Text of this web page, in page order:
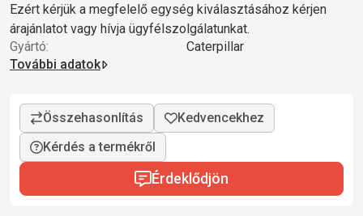
Ezért kérjük a megfelelő egység kiválasztásához kérjen
árajánlatot vagy hívja ügyfélszolgálatunkat.
Gyártó:
Caterpillar
További adatok
Kérdés a termékről
Érdeklődjön